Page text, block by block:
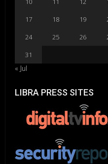
17
18 19
24
25 26
31
« Jul
LIBRA PRESS SITES